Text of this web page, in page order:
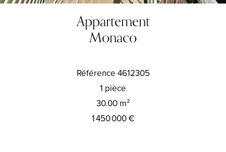
Appartement
Monaco
Référence 4612305
1 pièce
30.00m²
1 450 000 €